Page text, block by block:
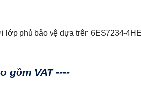
lớp phủ bảo vệ dựa trên 6ES7234-
gồm VAT ----